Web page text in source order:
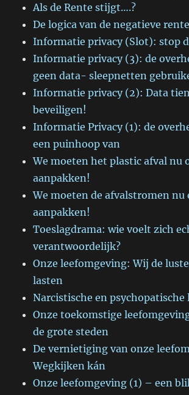
Als de Rente stijgt….?
De logica van de negatieve rente
Informatie privacy (Slot): stop
Informatie privacy (3): de
geen data- sleepnetten
Informatie privacy (2): Data
beveiligen!
Informatie Privacy (1): de
een puinhoop van
We moeten het plastic afval nu
aanpakken!
We moeten de afvalstromen nu
aanpakken!
Toeslagdrama: wie voelt zich
verantwoordelijk?
Onze leefomgeving: Wij de
lasten
Narcistische en psychopatische
Onze toekomstige
de grote steden
De vernietiging van onze
Wegkijken kán
Onze leefomgeving (1) – een